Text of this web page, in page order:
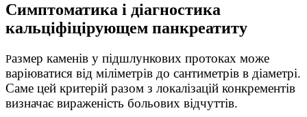
Симптоматика і діагностика
кальціфіцірующем панкреатиту
Размер каменів у підшлункових протоках може
варіюватися від міліметрів до сантиметрів в діаметрі.
Саме цей критерій разом з локалізацій конкрементів
визначає вираженість больових відчуттів.